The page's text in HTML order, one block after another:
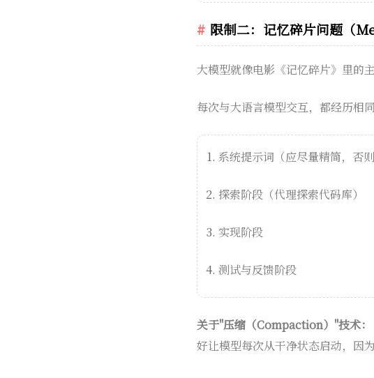
限制二：记忆碎片问题（
大模型就像电影《记忆碎片》里
每次与大语言模型交互，都经历相同
系统提示词（应尽量精简，否
探索阶段（代理探索代码库）
实现阶段
测试与反馈阶段
关于"压缩（Compaction）"技术：
好让模型每次从干净状态启动，因